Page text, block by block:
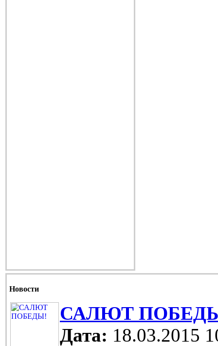
Новости
САЛЮТ
Дата: 18.03.2015